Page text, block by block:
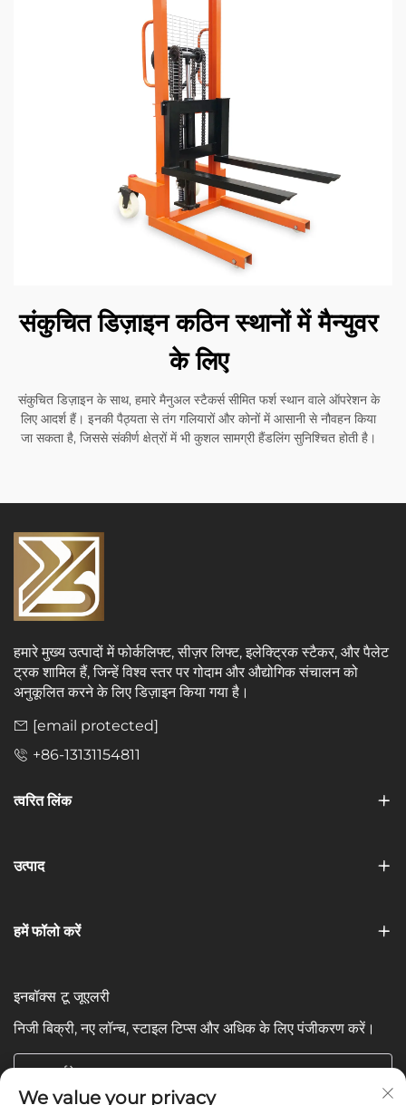
संकुचित डिज़ाइन कठिन स्थानों में मैन्युवर
के लिए
संकुचित डिज़ाइन के साथ, हमारे मैनुअल स्टैकर्स सीमित फर्श स्थान वाले ऑपरेशन के
लिए आदर्श हैं। इनकी पैठ्यता से तंग गलियारों और कोनों में आसानी से नौवहन किया
जा सकता है, जिससे संकीर्ण क्षेत्रों में भी कुशल सामग्री हैंडलिंग सुनिश्चित होती है।
हमारे मुख्य उत्पादों में फोर्कलिफ्ट, सीज़र लिफ्ट, इलेक्ट्रिक स्टैकर, और पैलेट
ट्रक शामिल हैं, जिन्हें विश्व स्तर पर गोदाम और औद्योगिक संचालन को
अनुकूलित करने के लिए डिज़ाइन किया गया है।
[email protected]
+86-13131154811
त्वरित लिंक
उत्पाद
हमें फॉलो करें
इनबॉक्स टू जूएलरी
निजी बिक्री, नए लॉन्च, स्टाइल टिप्स और अधिक के लिए पंजीकरण करें।
आपका ईमेल
We value your privacy